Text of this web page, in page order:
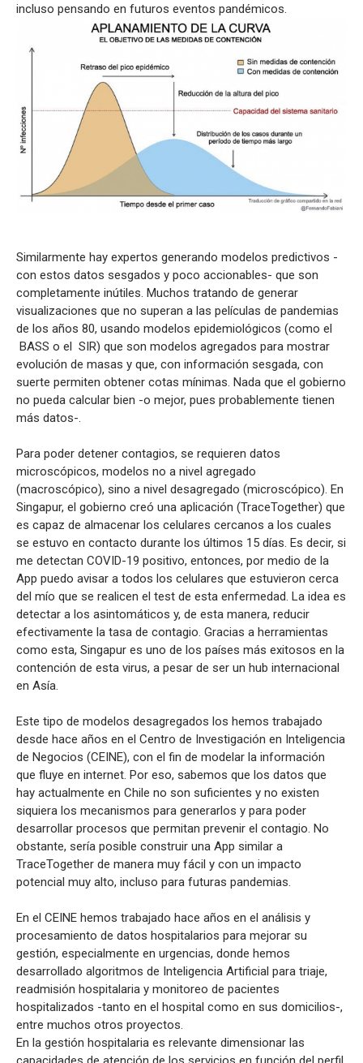
incluso pensando en futuros eventos pandémicos.
Similarmente hay expertos generando modelos predictivos -
con estos datos sesgados y poco accionables- que son
completamente inútiles. Muchos tratando de generar
visualizaciones que no superan a las películas de pandemias
de los años 80, usando modelos epidemiológicos (como el
BASS o el SIR) que son modelos agregados para mostrar
evolución de masas y que, con información sesgada, con
suerte permiten obtener cotas mínimas. Nada que el gobierno
no pueda calcular bien -o mejor, pues probablemente tienen
más datos-.
Para poder detener contagios, se requieren datos
microscópicos, modelos no a nivel agregado
(macroscópico), sino a nivel desagregado (microscópico). En
Singapur, el gobierno creó una aplicación (TraceTogether) que
es capaz de almacenar los celulares cercanos a los cuales
se estuvo en contacto durante los últimos 15 días. Es decir, si
me detectan COVID-19 positivo, entonces, por medio de la
App puedo avisar a todos los celulares que estuvieron cerca
del mío que se realicen el test de esta enfermedad. La idea es
detectar a los asintomáticos y, de esta manera, reducir
efectivamente la tasa de contagio. Gracias a herramientas
como esta, Singapur es uno de los países más exitosos en la
contención de esta virus, a pesar de ser un hub internacional
en Asía.
Este tipo de modelos desagregados los hemos trabajado
desde hace años en el Centro de Investigación en Inteligencia
de Negocios (CEINE), con el fin de modelar la información
que fluye en internet. Por eso, sabemos que los datos que
hay actualmente en Chile no son suficientes y no existen
siquiera los mecanismos para generarlos y para poder
desarrollar procesos que permitan prevenir el contagio. No
obstante, sería posible construir una App similar a
TraceTogether de manera muy fácil y con un impacto
potencial muy alto, incluso para futuras pandemias.
En el CEINE hemos trabajado hace años en el análisis y
procesamiento de datos hospitalarios para mejorar su
gestión, especialmente en urgencias, donde hemos
desarrollado algoritmos de Inteligencia Artificial para triaje,
readmisión hospitalaria y monitoreo de pacientes
hospitalizados -tanto en el hospital como en sus domicilios-,
entre muchos otros proyectos.
En la gestión hospitalaria es relevante dimensionar las